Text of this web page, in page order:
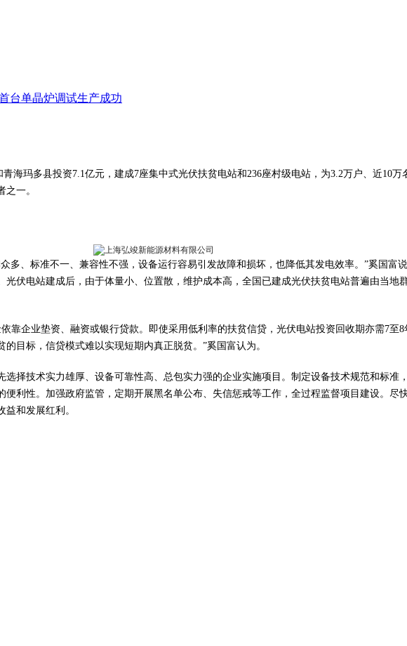
台单晶炉调试生产成功
海玛多县投资7.1亿元，建成7座集中式光伏扶贫电站和236座村级电站，为3.2万户、近10
一。
多、标准不一、兼容性不强，设备运行容易引发故障和损坏，也降低其发电效率。”奚国富
伏电站建成后，由于体量小、位置散，维护成本高，全国已建成光伏扶贫电站普遍由当地
靠企业垫资、融资或银行贷款。即使采用低利率的扶贫信贷，光伏电站投资回收期亦需7至
目标，信贷模式难以实现短期内真正脱贫。”奚国富认为。
择技术实力雄厚、设备可靠性高、总包实力强的企业实施项目。制定设备技术规范和标准
利性。加强政府监管，定期开展黑名单公布、失信惩戒等工作，全过程监督项目建设。尽
和发展红利。